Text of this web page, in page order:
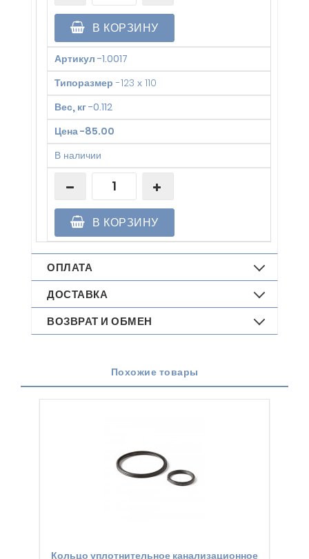
В КОРЗИНУ
Артикул -1.0017
Типоразмер -123 х 110
Вес, кг-0.112
Цена-85.00
В наличии
В КОРЗИНУ
ОПЛАТА
ДОСТАВКА
ВОЗВРАТ И ОБМЕН
Похожие товары
Кольцо уплотнительное канализационное